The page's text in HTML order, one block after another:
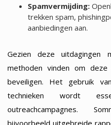
Spamvermijding:
trekken spam,
aanbiedingen aan.
Gezien deze uitdagingen
methoden vinden om deze
beveiligen. Het gebruik
technieken wordt
outreachcampagnes.